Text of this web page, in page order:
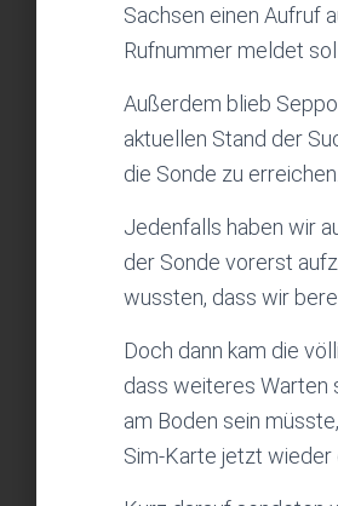
Sachsen einen Aufruf
Rufnummer meldet
Außerdem blieb
aktuellen Stand der
die Sonde zu erreichen.
Jedenfalls haben wir
der Sonde vorerst
wussten, dass wir
Doch dann kam die
dass weiteres Warten
am Boden sein
Sim-Karte jetzt wieder